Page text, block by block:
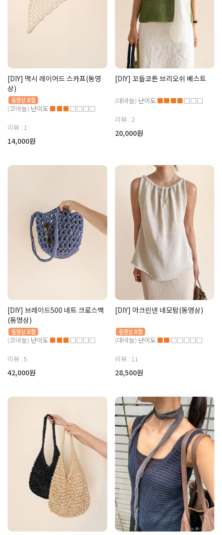
[DIY] 맥시 레이어드 스카프(동영
상)
(코바늘) 난이도 ■■■□□□□
리뷰 : 1
14,000원
[DIY] 꼬들코튼 브리오쉬 베스트
(대바늘) 난이도 ■■■■□□□
리뷰 : 2
20,000원
[DIY] 브레이드500 네트 크로스백
(동영상)
(코바늘) 난이도 ■■■□□□□
리뷰 : 5
42,000원
[DIY] 아크린넨 네모탑(동영상)
(대바늘) 난이도 ■■□□□□□
리뷰 : 11
28,500원